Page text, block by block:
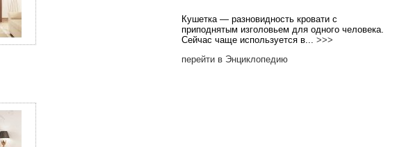
Кушетка — разновидность кровати с
приподнятым изголовьем для одного человека.
Сейчас чаще используется в...
>>>
перейти в Энциклопедию